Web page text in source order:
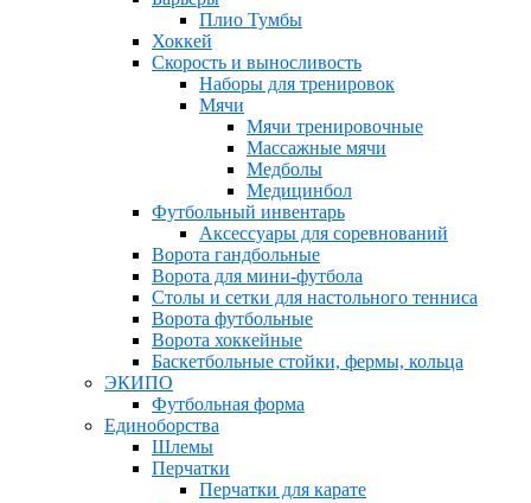
Плио Тумбы
Хоккей
Скорость и выносливость
Наборы для тренировок
Мячи
Мячи тренировочные
Массажные мячи
Медболы
Медицинбол
Футбольный инвентарь
Аксессуары для соревнований
Ворота гандбольные
Ворота для мини-футбола
Столы и сетки для настольного тенниса
Ворота футбольные
Ворота хоккейные
Баскетбольные стойки, фермы, кольца
ЭКИПО
Футбольная форма
Единоборства
Шлемы
Перчатки
Перчатки для карате